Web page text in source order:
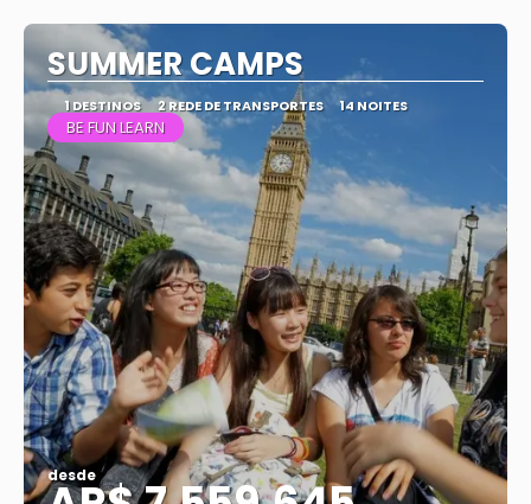
SUMMER CAMPS
1 DESTINOS 2 REDE DE TRANSPORTES 14 NOITES
BE FUN LEARN
desde